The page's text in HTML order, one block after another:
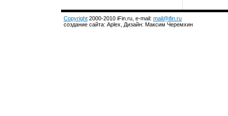
Copyright 2000-2010 iFin.ru, e-mail: mail@ifin.ru
создание сайта: Aplex, Дизайн: Максим Черемхин